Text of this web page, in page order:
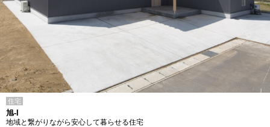
住宅
旭-I
地域と繋がりながら安心して暮らせる住宅